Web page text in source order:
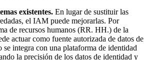
existentes. En lugar de sustituir las
el IAM puede mejorarlas. Por
de recursos humanos (RR. HH.) de la
actuar como fuente autorizada de datos de
se integra con una plataforma de identidad
la precisión de los datos de identidad y